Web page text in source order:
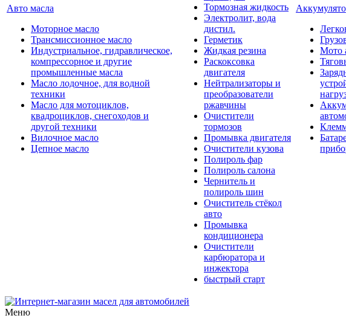
Авто масла
Моторное масло
Трансмиссионное масло
Индустриальное, гидравлическое,
компрессорное и другие
промышленные масла
Масло лодочное, для водной
техники
Масло для мотоциклов,
квадроциклов, снегоходов и
другой техники
Вилочное масло
Цепное масло
Тормозная жидкость
Электролит, вода
дистил.
Герметик
Жидкая резина
Раскоксовка
двигателя
Нейтрализаторы и
преобразователи
ржавчины
Очистители
тормозов
Промывка двигателя
Очистители кузова
Полироль фар
Полироль салона
Чернитель и
полироль шин
Очиститель стёкол
авто
Промывка
кондиционера
Очистители
карбюратора и
инжектора
быстрый старт
Мото
Меню